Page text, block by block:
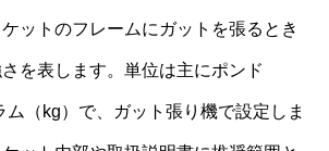
ットのフレームにガットを張るとき
を表します。単位は主にポンド
ム（kg）で、ガット張り機で設定しま